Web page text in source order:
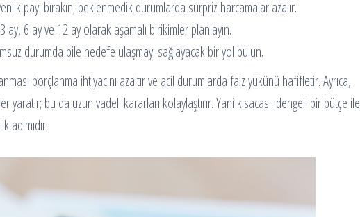
payı bırakın; beklenmedik durumlarda sürpriz harcamalar azalır.
6 ay ve 12 ay olarak aşamalı birikimler planlayın.
durumda bile hedefe ulaşmayı sağlayacak bir yol bulun.
borçlanma ihtiyacını azaltır ve acil durumlarda faiz yükünü hafifletir. Ayrıca,
bu da uzun vadeli kararları kolaylaştırır. Yani kısacası: dengeli bir bütçe ile